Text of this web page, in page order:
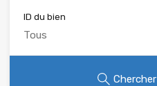
ID du bien
Chercher